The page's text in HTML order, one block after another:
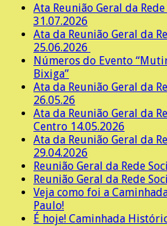
Ata Reunião Geral da
31.07.2026
Ata da Reunião Geral da
25.06.2026
Números do Evento
Bixiga”
Ata da Reunião Geral da
26.05.26
Ata da Reunião Geral da
Centro 14.05.2026
Ata da Reunião Geral da
29.04.2026
Reunião Geral da Rede
Reunião Geral da Rede
Veja como foi a
Paulo!
É hoje! Caminhada